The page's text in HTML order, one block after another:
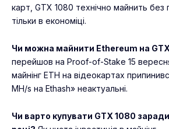
карт, GTX 1080 технічно майнить
тільки в економіці.
Чи можна майнити Ethereum на
перейшов на Proof-of-Stake 15
майнінг ETH на відеокартах
MH/s на Ethash» неактуальні.
Чи варто купувати GTX 1080